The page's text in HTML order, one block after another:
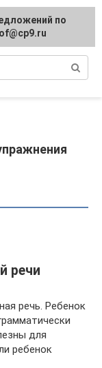
речи
речь. Ребенок
для
ребенок
по